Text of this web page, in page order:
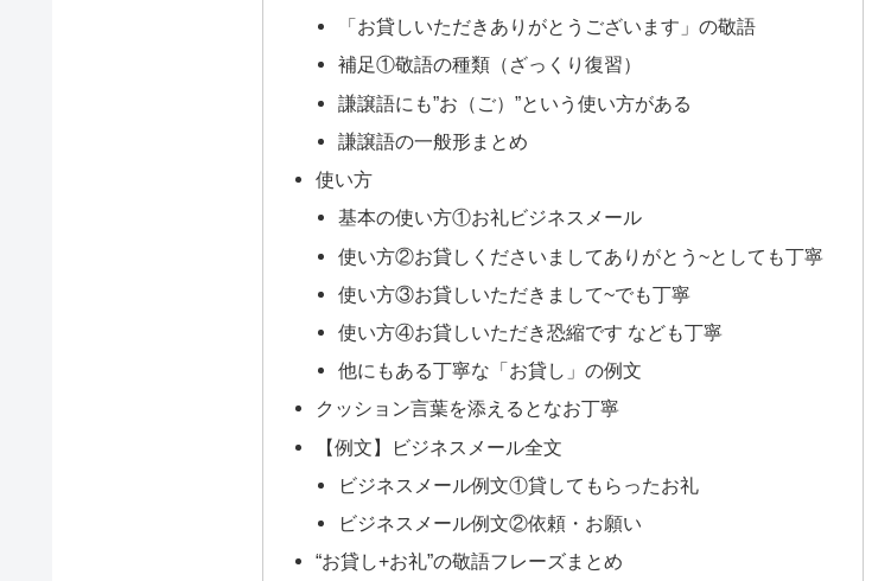
「お貸しいただきありがとうございます」の敬語
補足①敬語の種類（ざっくり復習）
謙譲語にも”お（ご）”という使い方がある
謙譲語の一般形まとめ
使い方
基本の使い方①お礼ビジネスメール
使い方②お貸しくださいましてありがとう~としても丁寧
使い方③お貸しいただきまして~でも丁寧
使い方④お貸しいただき恐縮です なども丁寧
他にもある丁寧な「お貸し」の例文
クッション言葉を添えるとなお丁寧
【例文】ビジネスメール全文
ビジネスメール例文①貸してもらったお礼
ビジネスメール例文②依頼・お願い
“お貸し+お礼”の敬語フレーズまとめ